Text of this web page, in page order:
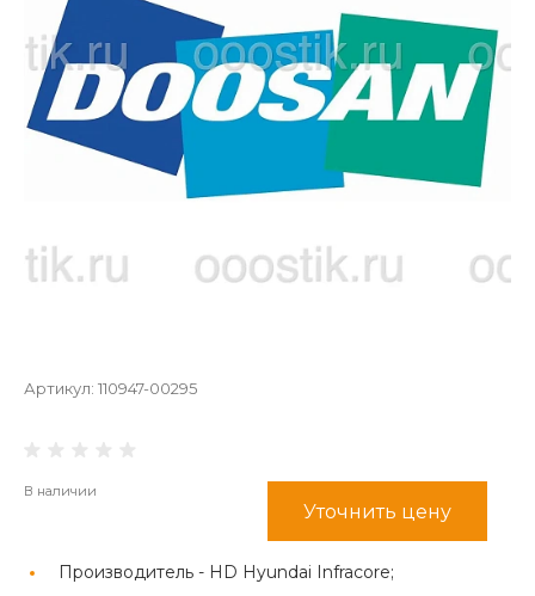
Артикул: 110947-00295
В наличии
Уточнить цену
Производитель - HD Hyundai Infracore;